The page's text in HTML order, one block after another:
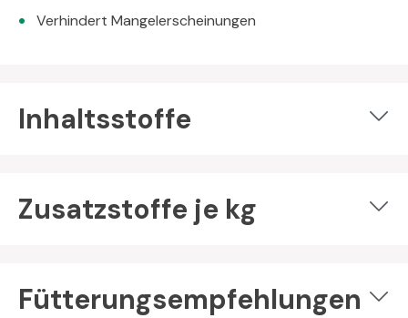
Verhindert Mangelerscheinungen
Inhaltsstoffe
Zusatzstoffe je kg
Fütterungsempfehlungen